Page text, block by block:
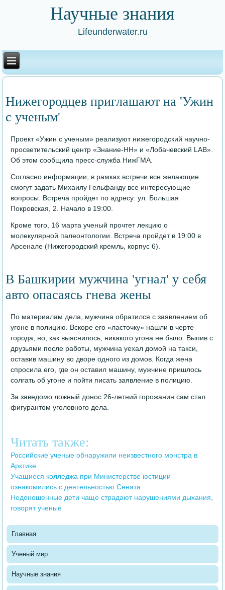
Научные знания
Lifeunderwater.ru
Нижегородцев приглашают на 'Ужин
с ученым'
Проект «Ужин с ученым» реализуют нижегородский научно-
просветительский центр «Знание-НН» и «Лобачевский LAB».
Об этом сообщила пресс-служба НижГМА.
Согласно информации, в рамках встречи все желающие
смогут задать Михаилу Гельфанду все интересующие
вопросы. Встреча пройдет по адресу: ул. Большая
Покровская, 2. Начало в 19:00.
Кроме того, 16 марта ученый прочтет лекцию о
молекулярной палеонтологии. Встреча пройдет в 19:00 в
Арсенале (Нижегородский кремль, корпус 6).
В Башкирии мужчина 'угнал' у себя
авто опасаясь гнева жены
По материалам дела, мужчина обратился с заявлением об
угоне в полицию. Вскоре его «ласточку» нашли в черте
города, но, как выяснилось, никакого угона не было. Выпив с
друзьями после работы, мужчина уехал домой на такси,
оставив машину во дворе одного из домов. Когда жена
спросила его, где он оставил машину, мужчине пришлось
солгать об угоне и пойти писать заявление в полицию.
За заведомо ложный донос 26-летний горожанин сам стал
фигурантом уголовного дела.
Читать также:
Российские ученые обнаружили неизвестного монстра в
Арктике
Учащиеся колледжа при Министерстве юстиции
ознакомились с деятельностью Сената
Недоношенные дети чаще страдают нарушениями дыхания,
говорят ученые
Главная
Ученый мир
Научные знания